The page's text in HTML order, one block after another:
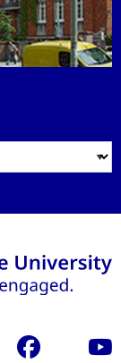
Facebook